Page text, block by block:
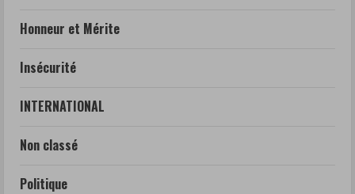
Honneur et Mérite
Insécurité
INTERNATIONAL
Non classé
Politique